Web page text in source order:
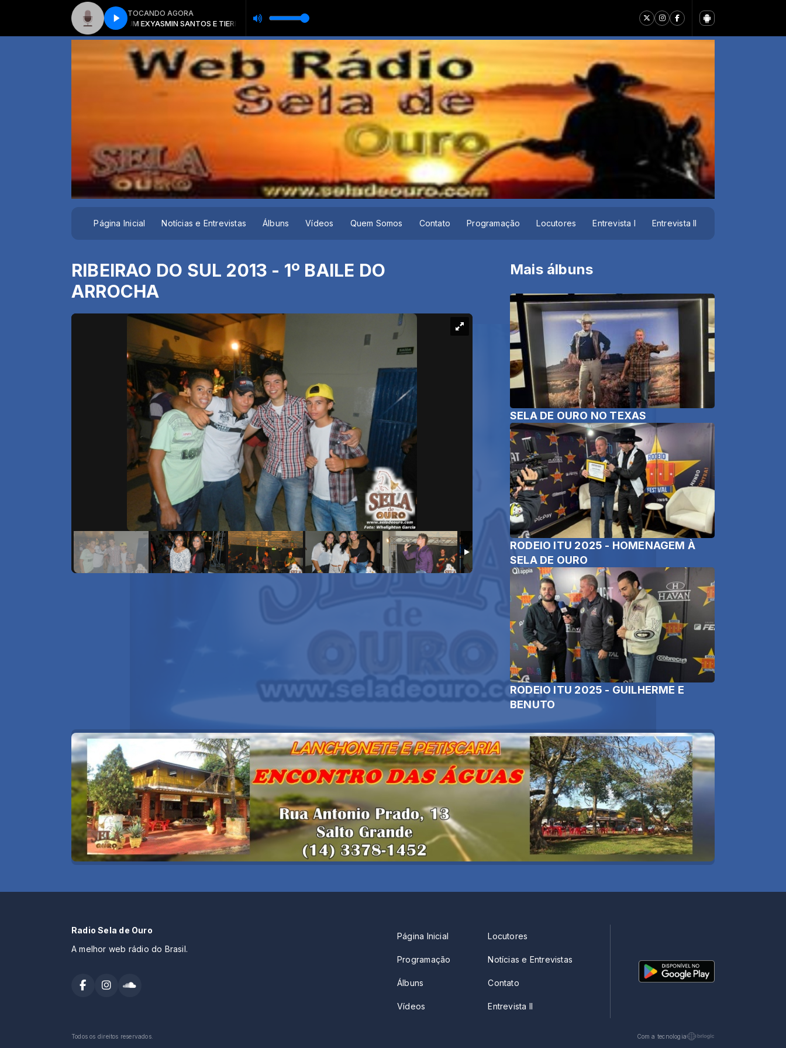
TOCANDO AGORA
E TIERRY - SEMPRE TEM UM EX YASMIN SANTOS E TIERRY - SEMPRE TEM UM EX
Página Inicial Notícias e Entrevistas Álbuns Vídeos Quem Somos Contato Programação Locutores Entrevista I Entrevista II
RIBEIRAO DO SUL 2013 - 1º BAILE DO
ARROCHA
Mais álbuns
SELA DE OURO NO TEXAS
RODEIO ITU 2025 - HOMENAGEM À
SELA DE OURO
RODEIO ITU 2025 - GUILHERME E
BENUTO
Radio Sela de Ouro
A melhor web rádio do Brasil.
Página Inicial
Programação
Álbuns
Vídeos
Locutores
Notícias e Entrevistas
Contato
Entrevista II
Todos os direitos reservados. Com a tecnologia